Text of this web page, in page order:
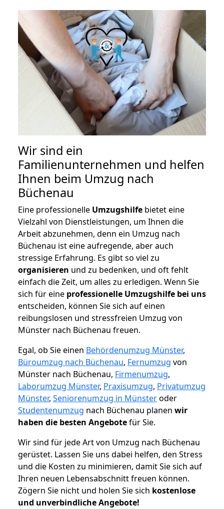
Wir sind ein
Familienunternehmen und helfen
Ihnen beim Umzug nach
Büchenau
Eine professionelle Umzugshilfe bietet eine
Vielzahl von Dienstleistungen, um Ihnen die
Arbeit abzunehmen, denn ein Umzug nach
Büchenau ist eine aufregende, aber auch
stressige Erfahrung. Es gibt so viel zu
organisieren und zu bedenken, und oft fehlt
einfach die Zeit, um alles zu erledigen. Wenn Sie
sich für eine professionelle Umzugshilfe bei uns
entscheiden, können Sie sich auf einen
reibungslosen und stressfreien Umzug von
Münster nach Büchenau freuen.
Egal, ob Sie einen Behördenumzug Münster,
Büroumzug nach Büchenau, Fernumzug von
Münster nach Büchenau, Firmenumzug,
Laborumzug Münster, Praxisumzug, Privatumzug
Münster, Seniorenumzug in Münsteroder
Studentenumzug nach Büchenau planen wir
haben die besten Angebotefür Sie.
Wir sind für jede Art von Umzug nach Büchenau
gerüstet. Lassen Sie uns dabei helfen, den Stress
und die Kosten zu minimieren, damit Sie sich auf
Ihren neuen Lebensabschnitt freuen können.
Zögern Sie nicht und holen Sie sich kostenlose
und unverbindliche Angebote!